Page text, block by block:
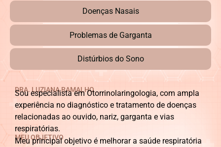
DRA. LUZIANA RAMALHO
Sou especialista em Otorrinolaringologia, com ampla
experiência no diagnóstico e tratamento de doenças
relacionadas ao ouvido, nariz, garganta e vias
respiratórias.
MEU OBJETIVO
Meu principal objetivo é melhorar a saúde respiratória
Doenças Nasais
Problemas de Garganta
Distúrbios do Sono